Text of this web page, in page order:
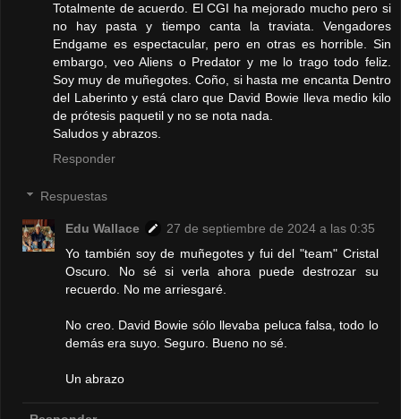
Totalmente de acuerdo. El CGI ha mejorado mucho pero si
no hay pasta y tiempo canta la traviata. Vengadores
Endgame es espectacular, pero en otras es horrible. Sin
embargo, veo Aliens o Predator y me lo trago todo feliz.
Soy muy de muñegotes. Coño, si hasta me encanta Dentro
del Laberinto y está claro que David Bowie lleva medio kilo
de prótesis paquetil y no se nota nada.
Saludos y abrazos.
Responder
Respuestas
Edu Wallace
27 de septiembre de 2024 a las 0:35
Yo también soy de muñegotes y fui del "team" Cristal
Oscuro. No sé si verla ahora puede destrozar su
recuerdo. No me arriesgaré.
No creo. David Bowie sólo llevaba peluca falsa, todo lo
demás era suyo. Seguro. Bueno no sé.
Un abrazo